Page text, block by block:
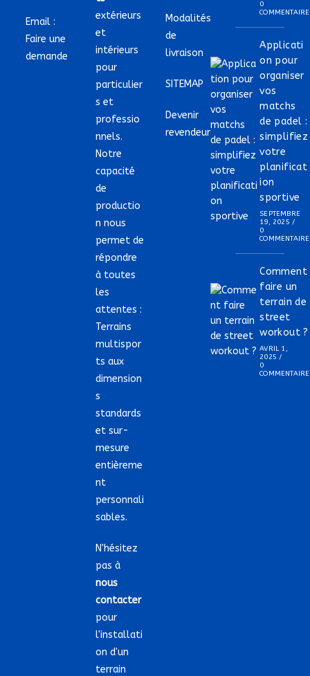
Email :
Faire une
demande
extérieurs
et
intérieurs
pour
particulier
s et
professio
nnels.
Notre
capacité
de
productio
n nous
permet de
répondre
à toutes
les
attentes :
Terrains
multispor
ts aux
dimension
s
standards
et sur-
mesure
entièreme
nt
personnali
sables.
N'hésitez
pas à
nous
contacter
pour
l'installati
on d'un
terrain
Modalités
de
livraison
SITEMAP
Devenir
revendeur
0
COMMENTAIRE
Applicati
on pour
organiser
vos
matchs
de padel :
simplifiez
votre
planificat
ion
sportive
SEPTEMBRE
19, 2025 /
0
COMMENTAIRE
Comment
faire un
terrain de
street
workout ?
AVRIL 1,
2025 /
0
COMMENTAIRE